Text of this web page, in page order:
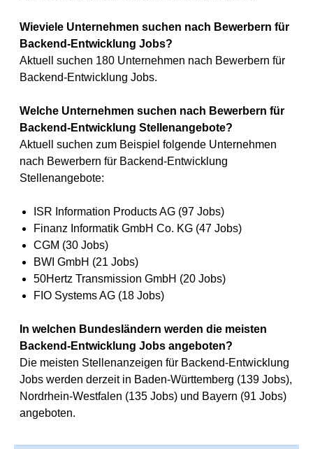
Wieviele Unternehmen suchen nach Bewerbern für
Backend-Entwicklung Jobs?
Aktuell suchen 180 Unternehmen nach Bewerbern für
Backend-Entwicklung Jobs.
Welche Unternehmen suchen nach Bewerbern für
Backend-Entwicklung Stellenangebote?
Aktuell suchen zum Beispiel folgende Unternehmen
nach Bewerbern für Backend-Entwicklung
Stellenangebote:
ISR Information Products AG (97 Jobs)
Finanz Informatik GmbH Co. KG (47 Jobs)
CGM (30 Jobs)
BWI GmbH (21 Jobs)
50Hertz Transmission GmbH (20 Jobs)
FIO Systems AG (18 Jobs)
In welchen Bundesländern werden die meisten
Backend-Entwicklung Jobs angeboten?
Die meisten Stellenanzeigen für Backend-Entwicklung
Jobs werden derzeit in Baden-Württemberg (139 Jobs),
Nordrhein-Westfalen (135 Jobs) und Bayern (91 Jobs)
angeboten.